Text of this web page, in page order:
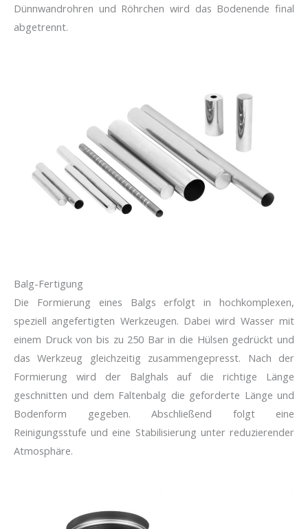
Dünnwandrohren und Röhrchen wird das Bodenende final
abgetrennt.
Balg-Fertigung
Die Formierung eines Balgs erfolgt in hochkomplexen,
speziell angefertigten Werkzeugen. Dabei wird Wasser mit
einem Druck von bis zu 250 Bar in die Hülsen gedrückt und
das Werkzeug gleichzeitig zusammengepresst. Nach der
Formierung wird der Balghals auf die richtige Länge
geschnitten und dem Faltenbalg die geforderte Länge und
Bodenform gegeben. Abschließend folgt eine
Reinigungsstufe und eine Stabilisierung unter reduzierender
Atmosphäre.